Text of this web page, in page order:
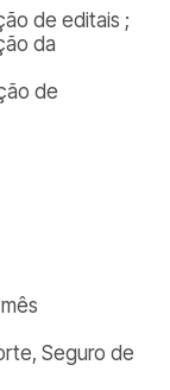
de editais ;
da
de
Seguro de